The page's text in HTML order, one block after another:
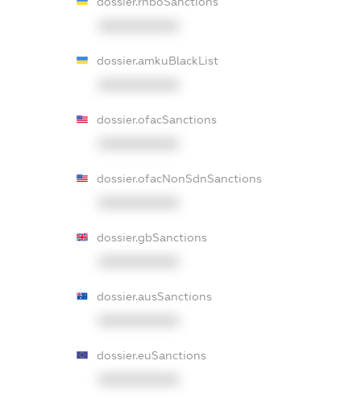
dossier.amkuBlackList
dossier.ofacSanctions
dossier.ofacNonSdnSanctions
dossier.gbSanctions
dossier.ausSanctions
dossier.euSanctions